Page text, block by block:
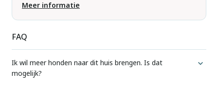
Meer informatie
FAQ
Ik wil meer honden naar dit huis brengen. Is dat
mogelijk?